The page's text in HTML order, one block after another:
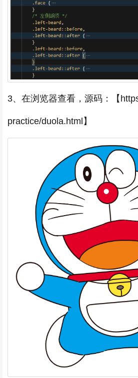
3、在浏览器查看，源码：【
practice/duola.html】